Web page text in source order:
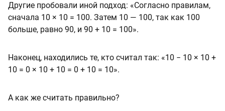
Другие пробовали иной подход: «Согласно правилам,
сначала 10 × 10 = 100. Затем 10 — 100, так как 100
больше, равно 90, и 90 + 10 = 100».
Наконец, находились те, кто считал так: «10 − 10 × 10 +
10 = 0 × 10 + 10 = 0 + 10 = 10».
А как же считать правильно?